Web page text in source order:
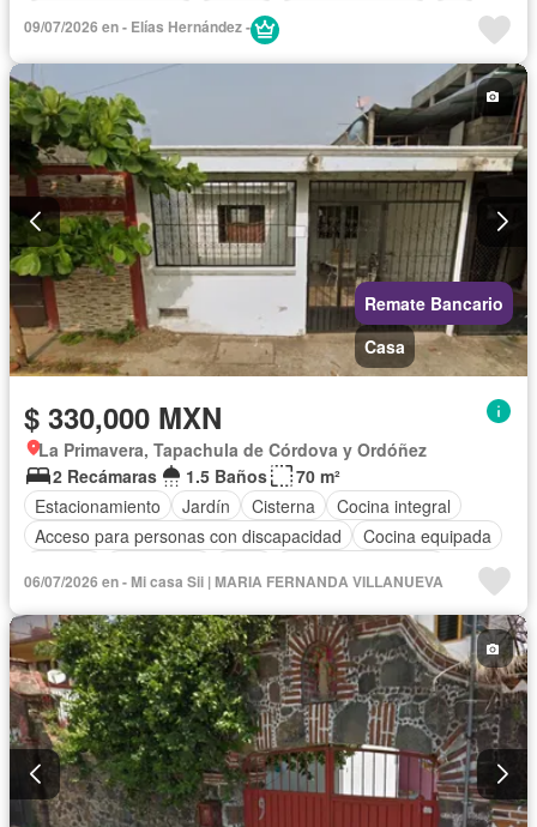
Terraza
Sin amueblar
09/07/2026 en - Elías Hernández -
Remate Bancario
Casa
$ 330,000 MXN
La Primavera, Tapachula de Córdova y Ordóñez
2 Recámaras
1.5 Baños
70 m²
Estacionamiento
Jardín Cisterna
Cocina integral
Acceso para personas con discapacidad
Cocina equipada
Zonas verdes
Vista panorámica
Recámara con closet
Sin amueblar
06/07/2026 en - Mi casa Sii | MARIA FERNANDA VILLANUEVA